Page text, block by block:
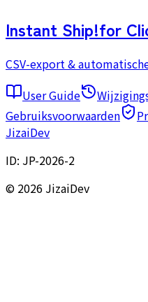
Instant Ship!for
CSV-export &
User Guide
Gebruiksvoorwaarden
JizaiDev
ID: JP-2026-2
© 2026 JizaiDev